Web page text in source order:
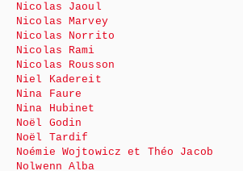
Nicolas Jaoul
Nicolas Marvey
Nicolas Norrito
Nicolas Rami
Nicolas Rousson
Niel Kadereit
Nina Faure
Nina Hubinet
Noël Godin
Noël Tardif
Noémie Wojtowicz et Théo Jacob
Nolwenn Alba